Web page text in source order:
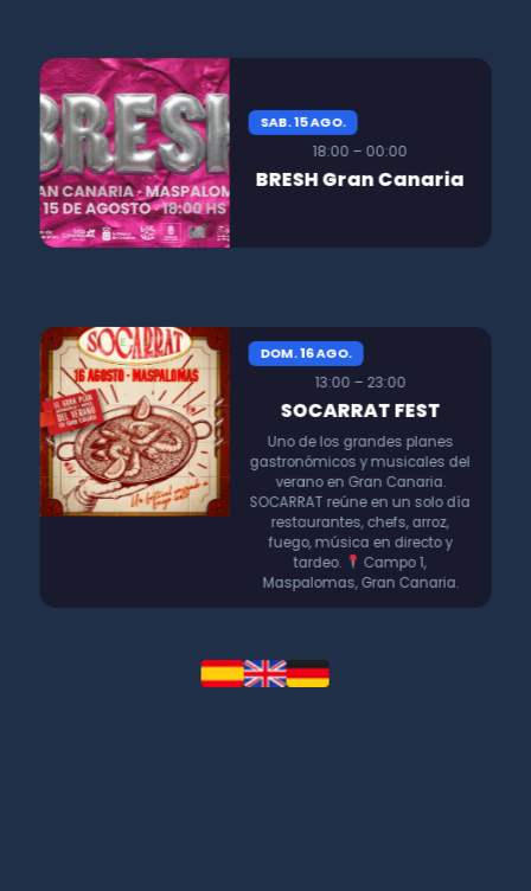
SAB. 15 AGO.
18:00 – 00:00
BRESH Gran Canaria
DOM. 16 AGO.
13:00 – 23:00
SOCARRAT FEST
Uno de los grandes planes
gastronómicos y musicales del
verano en Gran Canaria.
SOCARRAT reúne en un solo día
restaurantes, chefs, arroz,
fuego, música en directo y
tardeo.
Campo 1,
Maspalomas, Gran Canaria.